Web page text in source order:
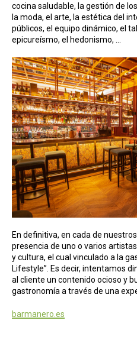
cocina saludable, la gestión de
la moda, el arte, la estética del
públicos, el equipo dinámico, el
epicureísmo, el hedonismo, …
En definitiva, en cada de
presencia de uno o varios
y cultura, el cual vinculado a la
Lifestyle”. Es decir, intentamos
al cliente un contenido ocioso y
gastronomía a través de una
barmanero.es